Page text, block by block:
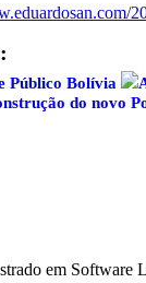
Público Bolívia
do novo
em